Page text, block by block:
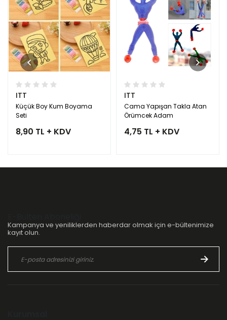
ITT
Küçük Boy Kum Boyama
Seti
8,90 TL + KDV
ITT
Cama Yapışan Takla Atan
Örümcek Adam
4,75 TL + KDV
Kampanya ve yeniliklerden haberdar olmak için e-bültenimize
kayıt olun.